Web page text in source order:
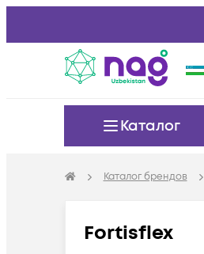
Каталог
Каталог брендов
Fortisflex